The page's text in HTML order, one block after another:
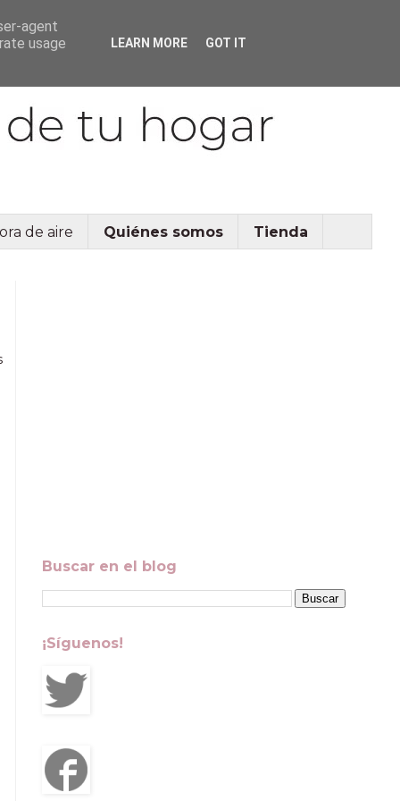
de aire Quiénes somos Tienda
Buscar en el blog
¡Síguenos!
agent
usage
LEARN MORE GOT IT